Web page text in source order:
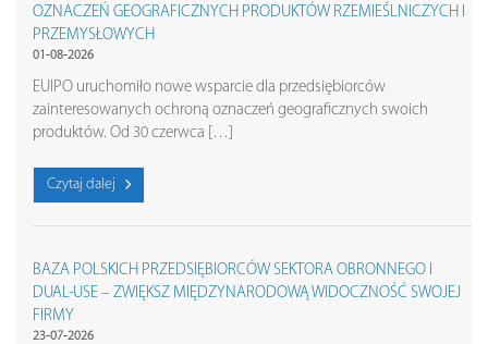
OZNACZEŃ GEOGRAFICZNYCH PRODUKTÓW RZEMIEŚLNICZYCH I
PRZEMYSŁOWYCH
01-08-2026
EUIPO uruchomiło nowe wsparcie dla przedsiębiorców
zainteresowanych ochroną oznaczeń geograficznych swoich
produktów. Od 30 czerwca […]
Czytaj dalej
BAZA POLSKICH PRZEDSIĘBIORCÓW SEKTORA OBRONNEGO I
DUAL-USE – ZWIĘKSZ MIĘDZYNARODOWĄ WIDOCZNOŚĆ SWOJEJ
FIRMY
23-07-2026